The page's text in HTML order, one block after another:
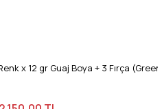
x 12 gr Guaj Boya + 3 Fırça